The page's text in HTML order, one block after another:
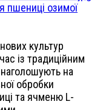
пшениці озимої
культур
із традиційним
наголошують на
обробки
та ячменю L-